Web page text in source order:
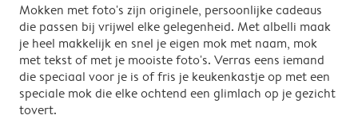
Mokken met foto's zijn originele, persoonlijke cadeaus
die passen bij vrijwel elke gelegenheid. Met albelli maak
je heel makkelijk en snel je eigen mok met naam, mok
met tekst of met je mooiste foto's. Verras eens iemand
die speciaal voor je is of fris je keukenkastje op met een
speciale mok die elke ochtend een glimlach op je gezicht
tovert.